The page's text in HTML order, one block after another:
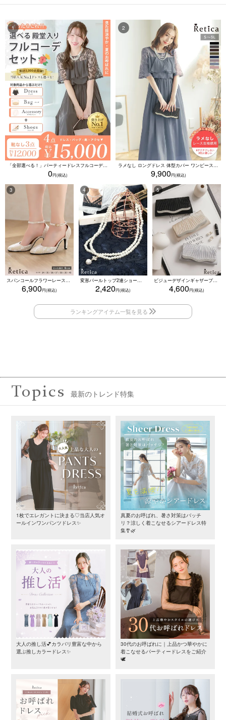
「全部選べる！」パーティードレスフルコーデセット (ドレス1点＋バッグ1点＋アクセ1点+靴1足/4点15000円(税込)/靴なしで12000円(税込))
0
ラメなし ロングドレス 体型カバー ワンピース 敏感肌対応 結婚式 二次会 お呼ばれ 大人 上品 (Sサイズ～5Lサイズ)
9,900
スパンコールフラワーレースアンクルストラップハイヒールセパレートパンプス (ベージュ)
6,900
変形パールトップ2連ショートパールネックレス(ホワイト)
2,420
ビジューデザインギャザープリーツ入り2wayバッグ(ベージュ/シルバー/ブラック)
4,600
Topics 最新のトレンド特集
1枚でエレガントに決まる♡当店人気オ
ールインワンパンツドレス✨
真夏のお呼ばれ、暑さ対策はバッチ
リ？涼しく着こなせるシアードレス特
集🎐🌿
大人の推し活💕カラバリ豊富な中から
選ぶ推しカラードレス✨
30代のお呼ばれに｜上品かつ華やかに
着こなせるパーティードレスをご紹介
🕊️